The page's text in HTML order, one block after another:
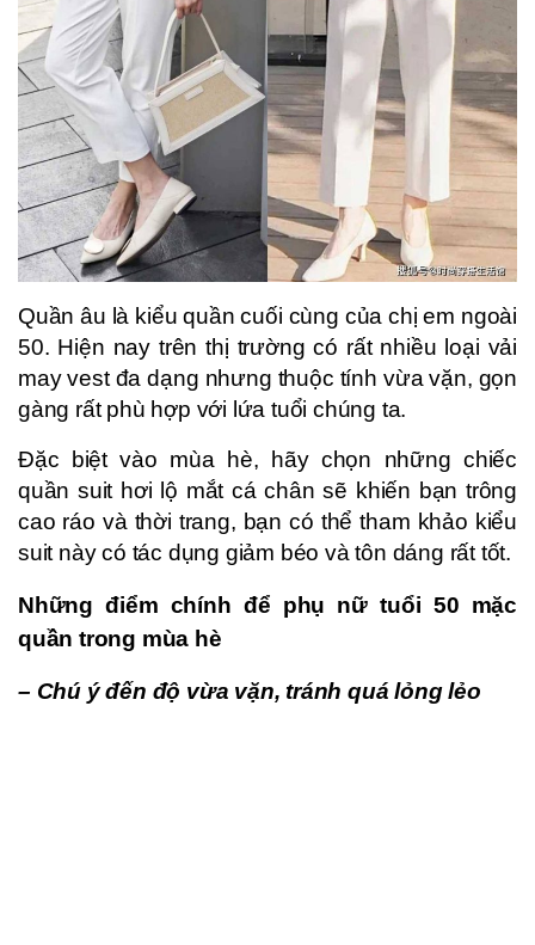
Quần âu là kiểu quần cuối cùng của chị em ngoài
50. Hiện nay trên thị trường có rất nhiều loại vải
may vest đa dạng nhưng thuộc tính vừa vặn, gọn
gàng rất phù hợp với lứa tuổi chúng ta.
Đặc biệt vào mùa hè, hãy chọn những chiếc
quần suit hơi lộ mắt cá chân sẽ khiến bạn trông
cao ráo và thời trang, bạn có thể tham khảo kiểu
suit này có tác dụng giảm béo và tôn dáng rất tốt.
Những điểm chính để phụ nữ tuổi 50 mặc
quần trong mùa hè
– Chú ý đến độ vừa vặn, tránh quá lỏng lẻo